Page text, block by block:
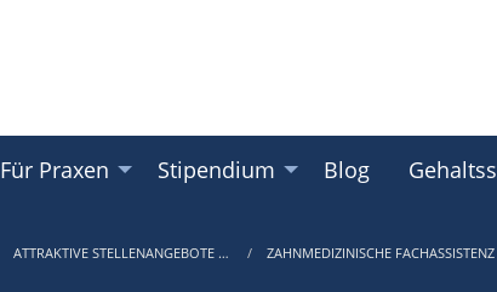
Für Praxen Stipendium Blog
ATTRAKTIVE STELLENANGEBOTE … ZAHNMEDIZINISCHE FACHASSISTENZ